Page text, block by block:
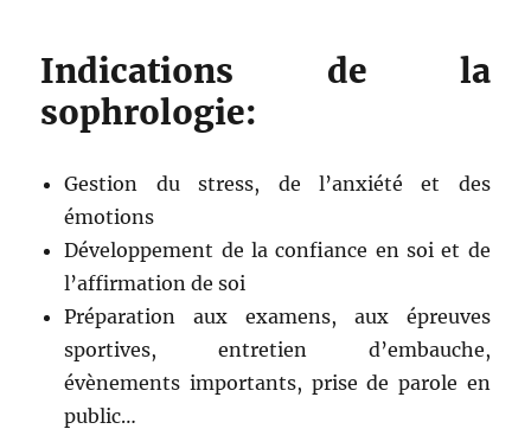
Indications de la
sophrologie:
Gestion du stress, de l’anxiété et des
émotions
Développement de la confiance en soi et de
l’affirmation de soi
Préparation aux examens, aux épreuves
sportives, entretien d’embauche,
évènements importants, prise de parole en
public…